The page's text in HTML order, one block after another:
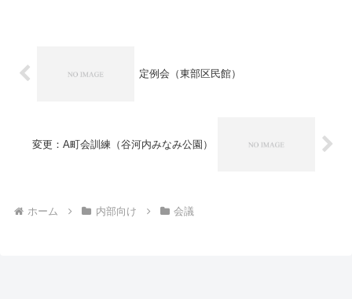
定例会（東部区民館）
変更：A町会訓練（谷河内みなみ公園）
ホーム 内部向け 会議